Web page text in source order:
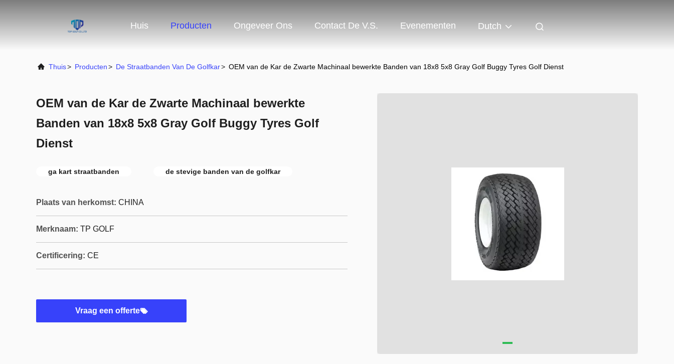
Huis Producten Ongeveer Ons Contact De V.S. Evenementen Dutch
Thuis> Producten> De Straatbanden Van De Golfkar> OEM van de Kar de Zwarte Machinaal bewerkte Banden van 18x8 5x8 Gray Golf Buggy Tyres Golf Dienst
OEM van de Kar de Zwarte Machinaal bewerkte
Banden van 18x8 5x8 Gray Golf Buggy Tyres Golf
Dienst
ga kart straatbanden de stevige banden van de golfkar
Plaats van herkomst: CHINA
Merknaam: TP GOLF
Certificering: CE
Vraag een offerte